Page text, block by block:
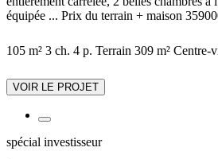
équipée ... Prix du terrain + maison
105 m² 3 ch. 4 p. Terrain 309 m² Centre-
VOIR LE PROJET
spécial investisseur